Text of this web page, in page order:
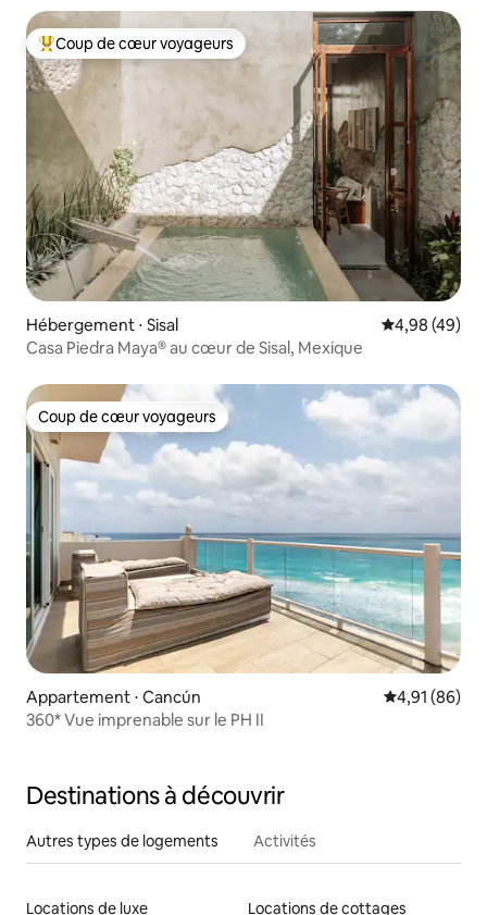
Coups de cœur voyageurs les plus appréciés
Coup de cœur voyageurs
Hébergement ⋅ Sisal Évaluation
4,98 (49)
Casa Piedra Maya® au cœur de Sisal, Mexique
Coup de cœur voyageurs
Coup de cœur voyageurs
Appartement ⋅ Cancún Évaluation
4,91 (86)
360* Vue imprenable sur le PH II
Destinations à découvrir
Autres types de logements Activités
Locations de luxe Locations de cottages